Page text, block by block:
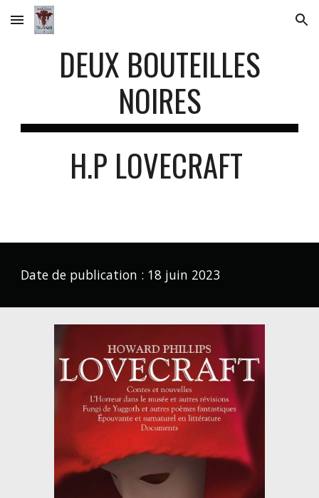
Skip to main content Skip to navigation
DEUX BOUTEILLES
NOIRES
H.P LOVECRAFT
Date de publication : 18 juin 2023